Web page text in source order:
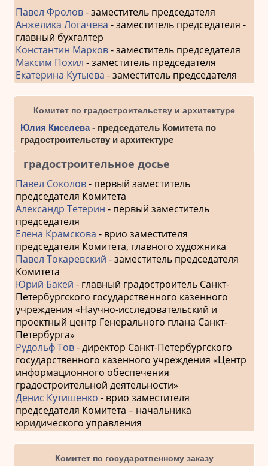
Павел Фролов- заместитель председателя
Анжелика Логачева - заместитель председателя -
главный бухгалтер
Константин Марков- заместитель председателя
Максим Похил - заместитель председателя
Екатерина Кутыева - заместитель председателя
Комитет по градостроительству и архитектуре
Юлия Киселева- председатель Комитета по
градостроительству и архитектуре
градостроительное досье
Павел Соколов- первый заместитель
председателя Комитета
Александр Тетерин - первый заместитель
председателя
Елена Крамскова - врио заместителя
председателя Комитета, главного художника
Павел Токаревский - заместитель председателя
Комитета
Юрий Бакей - главный градостроитель Санкт-
Петербургского государственного казенного
учреждения «Научно-исследовательский и
проектный центр Генерального плана Санкт-
Петербурга»
Рудольф Тов- директор Санкт-Петербургского
государственного казенного учреждения «Центр
информационного обеспечения
градостроительной деятельности»
Денис Кутишенко - врио заместителя
председателя Комитета – начальника
юридического управления
Комитет по государственному заказу